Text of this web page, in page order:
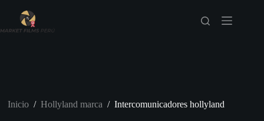
contenido
Inicio / Hollyland marca / Intercomunicadores hollyland